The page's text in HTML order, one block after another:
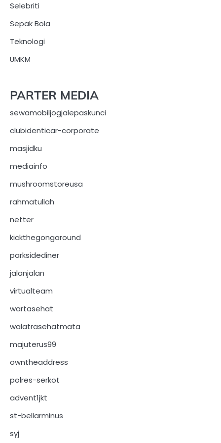
Selebriti
Sepak Bola
Teknologi
UMKM
PARTER MEDIA
sewamobiljogjalepaskunci
clubidenticar-corporate
masjidku
mediainfo
mushroomstoreusa
rahmatullah
netter
kickthegongaround
parksidediner
jalanjalan
virtualteam
wartasehat
walatrasehatmata
majuterus99
owntheaddress
polres-serkot
advent1jkt
st-bellarminus
syj